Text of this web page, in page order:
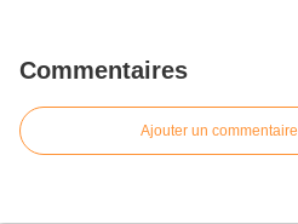
Commentaires
Ajouter un commentaire